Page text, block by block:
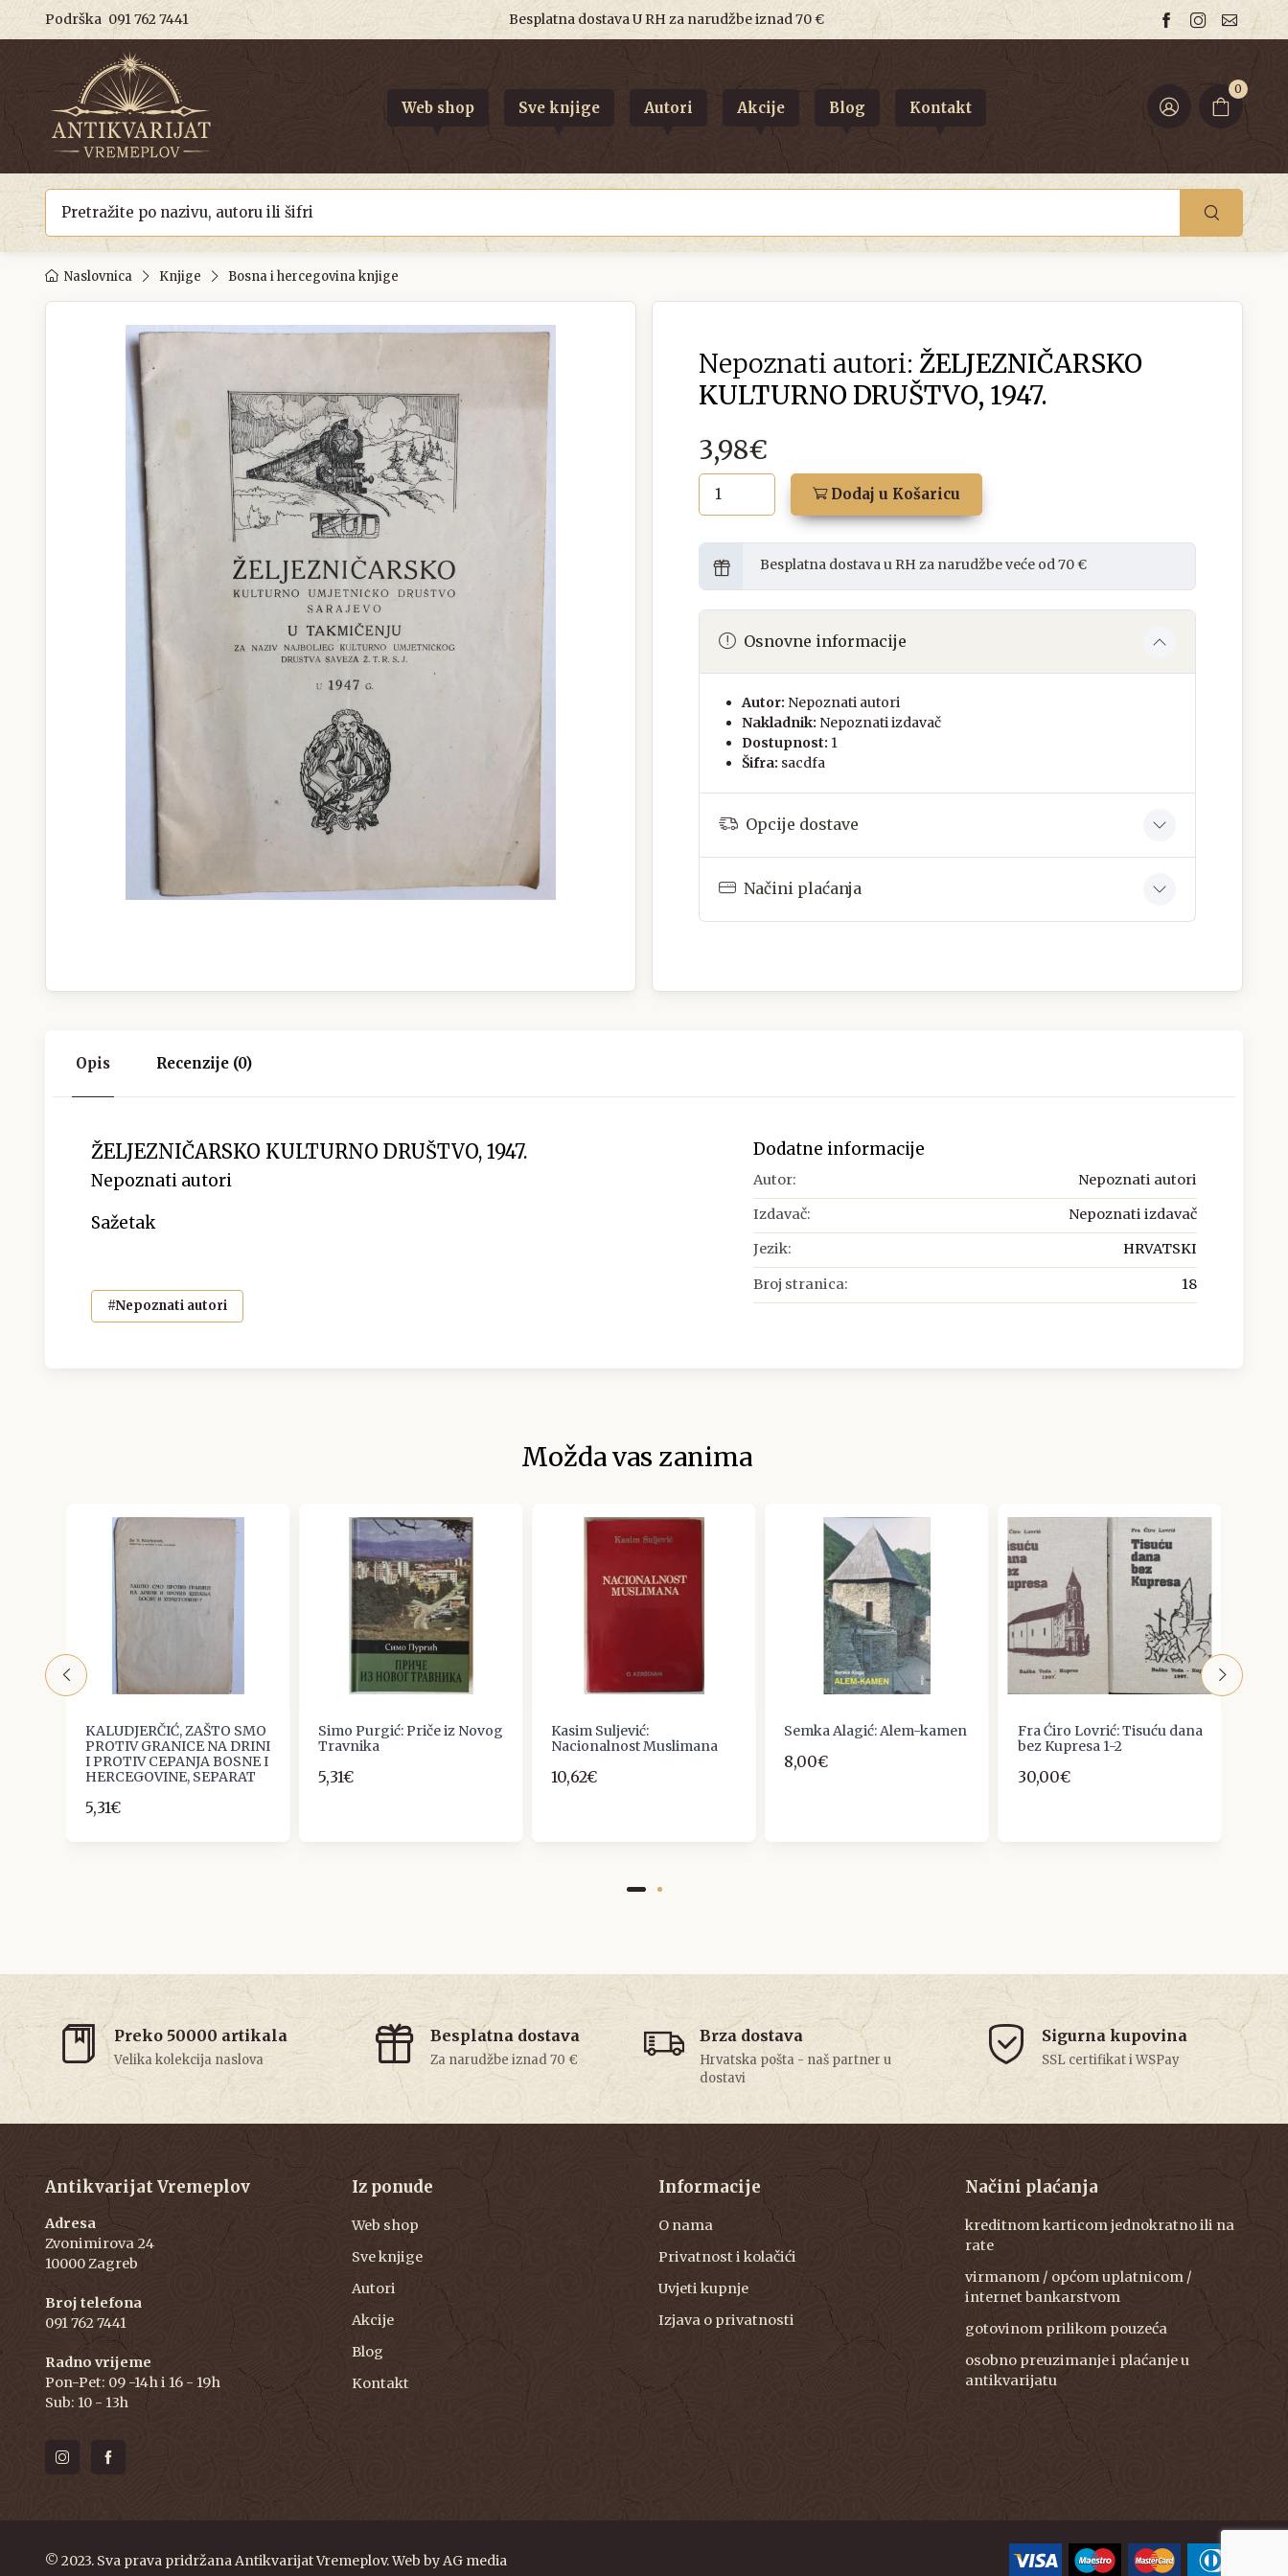
Podrška 091 762 7441 Besplatna dostava U RH za narudžbe iznad 70 €
0
Web shop Sve knjige Autori Akcije Blog Kontakt
Naslovnica Knjige Bosna i hercegovina knjige
Nepoznati autori: ŽELJEZNIČARSKO
KULTURNO DRUŠTVO, 1947.
3,98€
Dodaj u Košaricu
Besplatna dostava u RH za narudžbe veće od 70 €
Osnovne informacije
Autor: Nepoznati autori
Nakladnik: Nepoznati izdavač
Dostupnost: 1
Šifra: sacdfa
Opcije dostave
Načini plaćanja
Opis Recenzije (0)
ŽELJEZNIČARSKO KULTURNO DRUŠTVO, 1947.
Nepoznati autori
Sažetak
#Nepoznati autori
Dodatne informacije
Autor: Nepoznati autori
Izdavač: Nepoznati izdavač
Jezik: HRVATSKI
Broj stranica: 18
Možda vas zanima
KALUDJERČIĆ, ZAŠTO SMO
PROTIV GRANICE NA DRINI
I PROTIV CEPANJA BOSNE I
HERCEGOVINE, SEPARAT
5,31€
Simo Purgić: Priče iz Novog
Travnika
5,31€
Kasim Suljević:
Nacionalnost Muslimana
10,62€
Semka Alagić: Alem-kamen
8,00€
Fra Ćiro Lovrić: Tisuću dana
bez Kupresa 1-2
30,00€
Preko 50000 artikala
Velika kolekcija naslova
Besplatna dostava
Za narudžbe iznad 70 €
Brza dostava
Hrvatska pošta - naš partner u
dostavi
Sigurna kupovina
SSL certifikat i WSPay
Antikvarijat Vremeplov
Adresa
Zvonimirova 24
10000 Zagreb
Broj telefona
091 762 7441
Radno vrijeme
Pon-Pet: 09 -14h i 16 - 19h
Sub: 10 - 13h
Iz ponude
Web shop
Sve knjige
Autori
Akcije
Blog
Kontakt
Informacije
O nama
Privatnost i kolačići
Uvjeti kupnje
Izjava o privatnosti
Načini plaćanja
kreditnom karticom jednokratno ili na
rate
virmanom / općom uplatnicom /
internet bankarstvom
gotovinom prilikom pouzeća
osobno preuzimanje i plaćanje u
antikvarijatu
© 2023. Sva prava pridržana Antikvarijat Vremeplov. Web by AG media